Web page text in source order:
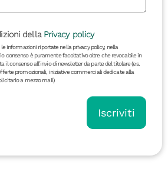
della Privacy policy
informazioni riportate nella privacy policy, nella
consenso è puramente facoltativo oltre che revocabile in
il consenso all’invio di newsletter da parte del titolare (es.
promozionali, iniziative commerciali dedicate alla
a mezzo mail)
Iscriviti